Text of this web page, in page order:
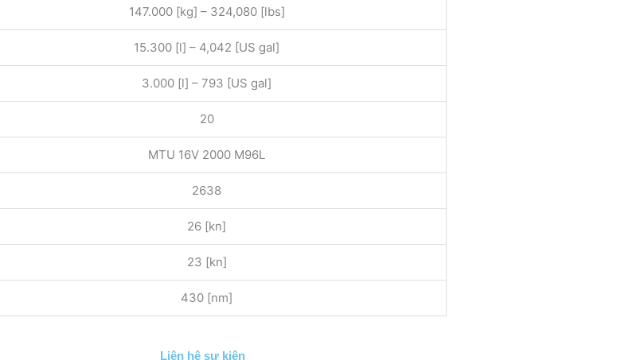
147.000 [kg] – 324,080 [lbs]
15.300 [l] – 4,042 [US gal]
3.000 [l] – 793 [US gal]
20
MTU 16V 2000 M96L
2638
26 [kn]
23 [kn]
430 [nm]
Liên hệ sự kiện